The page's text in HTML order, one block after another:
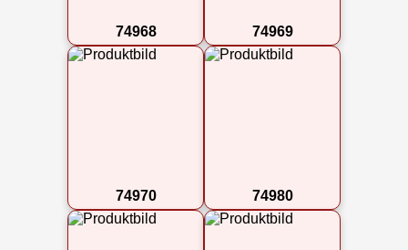
74968 74969
74970 74980